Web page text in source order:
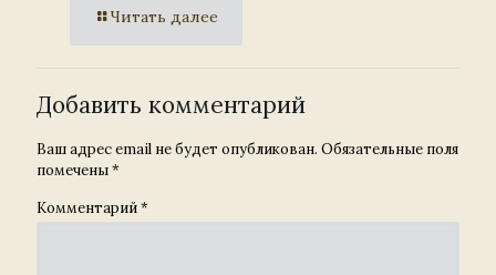
Читать далее
Добавить комментарий
Ваш адрес email не будет опубликован. Обязательные поля
помечены*
Комментарий*